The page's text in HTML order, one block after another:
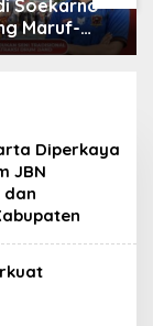
Soekarno
Maruf-
Diperkaya
JBN
dan